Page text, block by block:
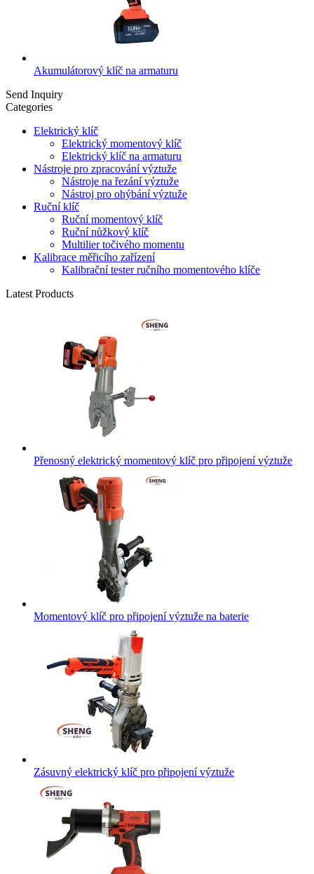
Akumulátorový klíč na armaturu
Send Inquiry
Categories
Elektrický klíč
Elektrický momentový klíč
Elektrický klíč na armaturu
Nástroje pro zpracování výztuže
Nástroje na řezání výztuže
Nástroj pro ohýbání výztuže
Ruční klíč
Ruční momentový klíč
Ruční nůžkový klíč
Multilier točivého momentu
Kalibrace měřicího zařízení
Kalibrační tester ručního momentového klíče
Latest Products
Přenosný elektrický momentový klíč pro připojení výztuže
Momentový klíč pro připojení výztuže na baterie
Zásuvný elektrický klíč pro připojení výztuže